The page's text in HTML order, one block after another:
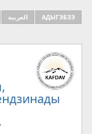
العربية
АДЫГЭБЗЭ